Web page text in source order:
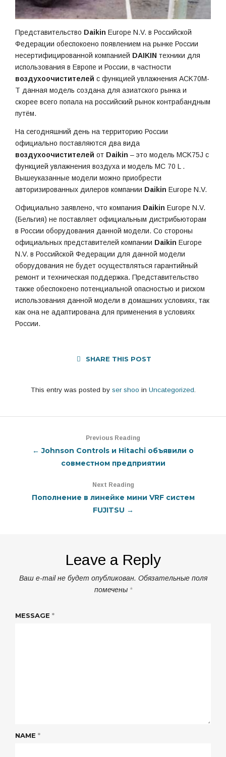
Представительство Daikin Europe N.V. в Российской
Федерации обеспокоено появлением на рынке России
несертифицированной компанией DAIKIN техники для
использования в Европе и России, в частности
воздухоочистителей с функцией увлажнения ACK70M-
T данная модель создана для азиатского рынка и
скорее всего попала на российский рынок контрабандным
путём.
На сегодняшний день на территорию России
официально поставляются два вида
воздухоочистителей от Daikin – это модель MCK75J с
функцией увлажнения воздуха и модель MC 70 L .
Вышеуказанные модели можно приобрести
авторизированных дилеров компании Daikin Europe N.V.
Официально заявлено, что компания Daikin Europe N.V.
(Бельгия) не поставляет официальным дистрибьюторам
в России оборудования данной модели. Со стороны
официальных представителей компании Daikin Europe
N.V. в Российской Федерации для данной модели
оборудования не будет осуществляться гарантийный
ремонт и техническая поддержка. Представительство
также обеспокоено потенциальной опасностью и риском
использования данной модели в домашних условиях, так
как она не адаптирована для применения в условиях
России.
SHARE THIS POST
This entry was posted by ser shoo in Uncategorized
Previous Reading
← Johnson Controls и Hitachi объявили о
совместном предприятии
Next Reading
Пополнение в линейке мини VRF систем
FUJITSU →
Leave a Reply
Ваш e-mail не будет опубликован. Обязательные поля
помечены *
MESSAGE *
NAME *